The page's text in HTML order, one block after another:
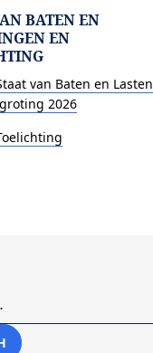
BATEN EN
EN
van Baten en Lasten
2026